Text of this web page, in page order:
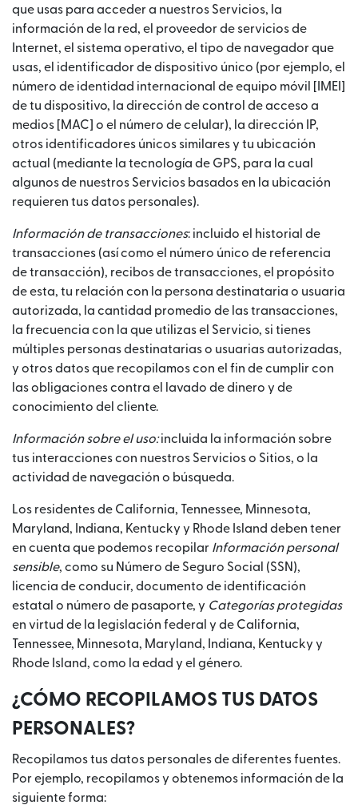
que usas para acceder a nuestros Servicios, la
información de la red, el proveedor de servicios de
Internet, el sistema operativo, el tipo de navegador que
usas, el identificador de dispositivo único (por ejemplo, el
número de identidad internacional de equipo móvil [IMEI]
de tu dispositivo, la dirección de control de acceso a
medios [MAC] o el número de celular), la dirección IP,
otros identificadores únicos similares y tu ubicación
actual (mediante la tecnología de GPS, para la cual
algunos de nuestros Servicios basados en la ubicación
requieren tus datos personales).
Información de transacciones: incluido el historial de
transacciones (así como el número único de referencia
de transacción), recibos de transacciones, el propósito
de esta, tu relación con la persona destinataria o usuaria
autorizada, la cantidad promedio de las transacciones,
la frecuencia con la que utilizas el Servicio, si tienes
múltiples personas destinatarias o usuarias autorizadas,
y otros datos que recopilamos con el fin de cumplir con
las obligaciones contra el lavado de dinero y de
conocimiento del cliente.
Información sobre el uso:incluida la información sobre
tus interacciones con nuestros Servicios o Sitios, o la
actividad de navegación o búsqueda.
Los residentes de California, Tennessee, Minnesota,
Maryland, Indiana, Kentucky y Rhode Island deben tener
en cuenta que podemos recopilar Información personal
sensible, como su Número de Seguro Social (SSN),
licencia de conducir, documento de identificación
estatal o número de pasaporte, y Categorías protegidas
en virtud de la legislación federal y de California,
Tennessee, Minnesota, Maryland, Indiana, Kentucky y
Rhode Island, como la edad y el género.
¿CÓMO RECOPILAMOS TUS DATOS
PERSONALES?
Recopilamos tus datos personales de diferentes fuentes.
Por ejemplo, recopilamos y obtenemos información de la
siguiente forma: